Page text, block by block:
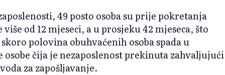
49 posto osoba su prije pokretanja
od 12 mjeseci, a u prosjeku 42 mjeseca, što
polovina obuhvaćenih osoba spada u
osobe čija je nezaposlenost prekinuta zahvaljujući
za zapošljavanje.